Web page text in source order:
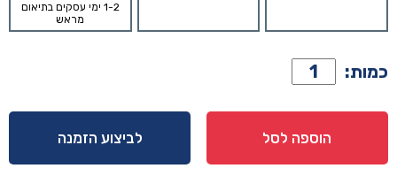
1-2 ימי עסקים בתיאום
מראש
כמות: כמות
של
מתלה
בגדים
הוספה לסל לביצוע הזמנה